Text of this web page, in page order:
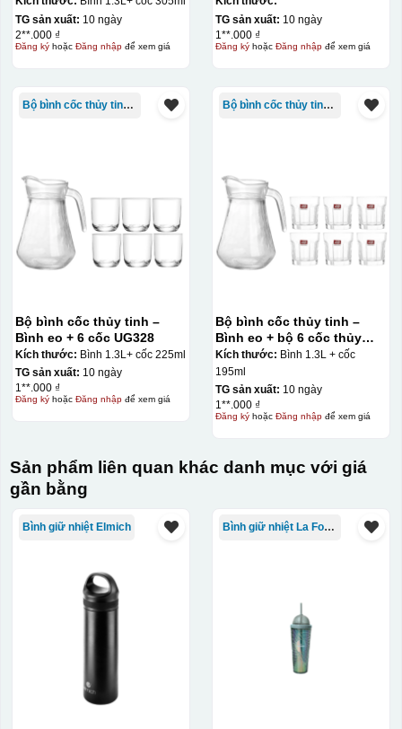
TG sản xuất: 10 ngày
2**.000 ₫
Đăng kýhoặc Đăng nhậpđể xem giá
TG sản xuất: 10 ngày
1**.000 ₫
Đăng kýhoặc Đăng nhậpđể xem giá
Bộ bình cốc thủy tinh - bộ ghép
Bộ bình cốc thủy tinh –
Bình eo + 6 cốc UG328
Kích thước: Bình 1.3L+ cốc 225ml
TG sản xuất: 10 ngày
1**.000 ₫
Đăng kýhoặc Đăng nhậpđể xem giá
Bộ bình cốc thủy tinh - bộ ghép
Bộ bình cốc thủy tinh –
Bình eo + bộ 6 cốc thủy
tinh 5 cạnh deli
Kích thước: Bình 1.3L + cốc
195ml
TG sản xuất: 10 ngày
1**.000 ₫
Đăng kýhoặc Đăng nhậpđể xem giá
Sản phẩm liên quan khác danh mục với giá
gần bằng
Bình giữ nhiệt Elmich Bình giữ nhiệt La Fonte